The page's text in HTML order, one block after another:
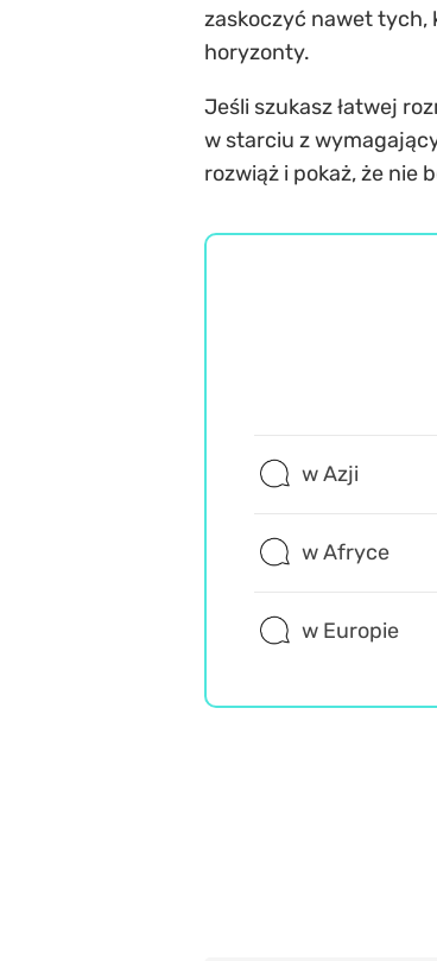
zaskoczyć nawet tych,
horyzonty.
Jeśli szukasz łatwej
w starciu z
rozwiąż i pokaż, że nie
w Azji
w Afryce
w Europie